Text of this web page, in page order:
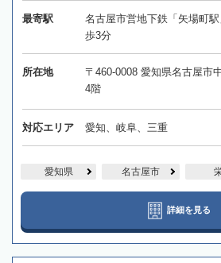
最寄駅
名古屋市営地下鉄「矢場町
歩3分
所在地
〒460-0008 愛知県名古屋市
4階
対応エリア 愛知、岐阜、三重
愛知県 名古屋市
詳細を見る